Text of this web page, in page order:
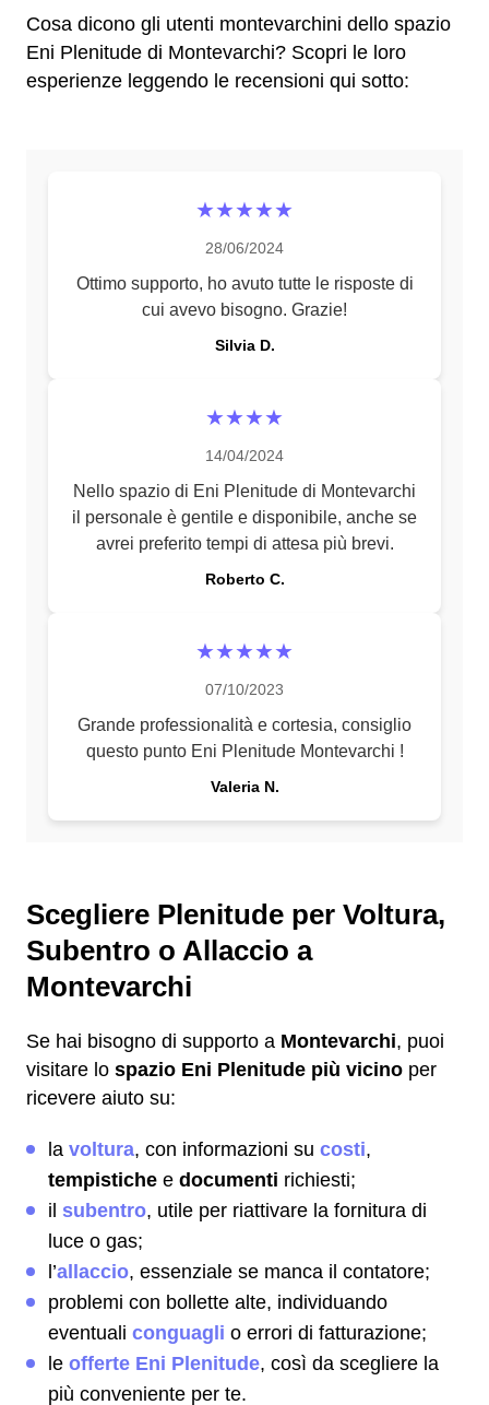
Cosa dicono gli utenti montevarchini dello spazio
Eni Plenitude di Montevarchi? Scopri le loro
esperienze leggendo le recensioni qui sotto:
★★★★★
28/06/2024
Ottimo supporto, ho avuto tutte le risposte di
cui avevo bisogno. Grazie!
Silvia D.
★★★★
14/04/2024
Nello spazio di Eni Plenitude di Montevarchi
il personale è gentile e disponibile, anche se
avrei preferito tempi di attesa più brevi.
Roberto C.
★★★★★
07/10/2023
Grande professionalità e cortesia, consiglio
questo punto Eni Plenitude Montevarchi !
Valeria N.
Scegliere Plenitude per Voltura,
Subentro o Allaccio a
Montevarchi
Se hai bisogno di supporto a Montevarchi, puoi
visitare lo spazio Eni Plenitude più vicino per
ricevere aiuto su:
la voltura, con informazioni su costi,
tempistiche e documenti richiesti;
il subentro, utile per riattivare la fornitura di
luce o gas;
l’allaccio, essenziale se manca il contatore;
problemi con bollette alte, individuando
eventuali conguagli o errori di fatturazione;
le offerte Eni Plenitude, così da scegliere la
più conveniente per te.